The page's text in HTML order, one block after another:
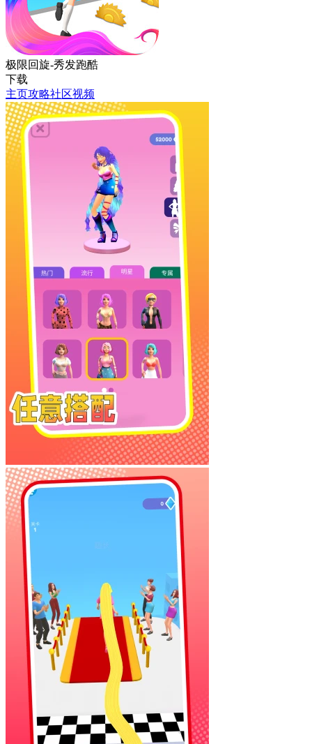
极限回旋-秀发跑酷
下载
主页攻略社区视频